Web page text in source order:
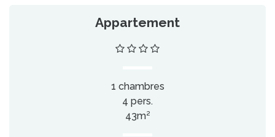
Appartement
1 chambres
4 pers.
43m²